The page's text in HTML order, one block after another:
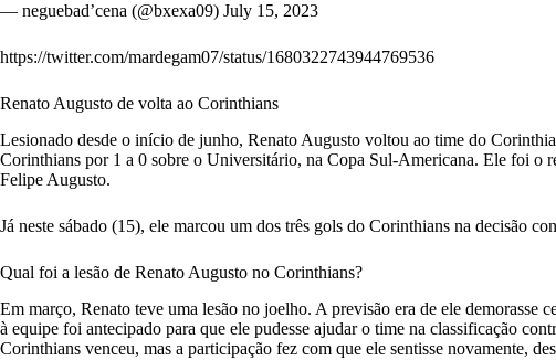
— neguebad’cena (@bxexa09) July 15, 2023
https://twitter.com/mardegam07/status/1680322743944769536
Renato Augusto de volta ao Corinthians
Lesionado desde o início de junho, Renato Augusto voltou ao time do
Corinthians por 1 a 0 sobre o Universitário, na Copa Sul-Americana. Ele foi o
Felipe Augusto.
Já neste sábado (15), ele marcou um dos três gols do Corinthians na decisão
Qual foi a lesão de Renato Augusto no Corinthians?
Em março, Renato teve uma lesão no joelho. A previsão era de ele demorasse
à equipe foi antecipado para que ele pudesse ajudar o time na classificação
Corinthians venceu, mas a participação fez com que ele sentisse novamente,